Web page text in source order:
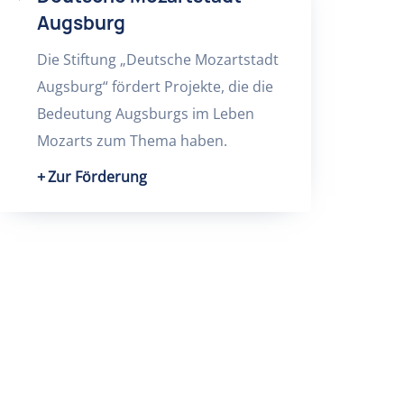
Augsburg
Die Stiftung „Deutsche Mozartstadt
Augsburg“ fördert Projekte, die die
Bedeutung Augsburgs im Leben
Mozarts zum Thema haben.
Zur Förderung